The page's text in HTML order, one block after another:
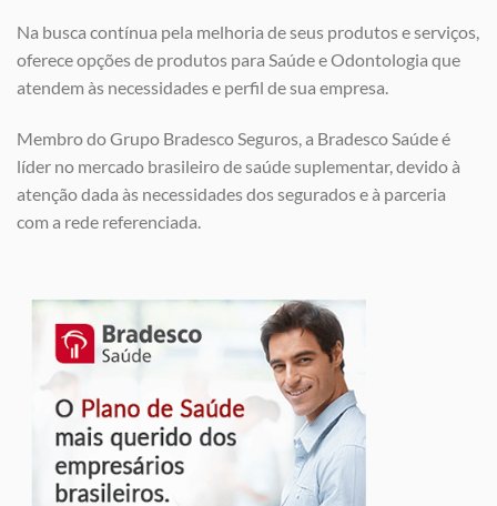
Na busca contínua pela melhoria de seus produtos e serviços,
oferece opções de produtos para Saúde e Odontologia que
atendem às necessidades e perfil de sua empresa.
Membro do Grupo Bradesco Seguros, a Bradesco Saúde é
líder no mercado brasileiro de saúde suplementar, devido à
atenção dada às necessidades dos segurados e à parceria
com a rede referenciada.